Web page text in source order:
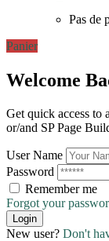
Pas de
Panier
Welcome
Get quick access to
or/and SP Page
User Name
Password
Remember me
Forgot your
Login
New user? Don't